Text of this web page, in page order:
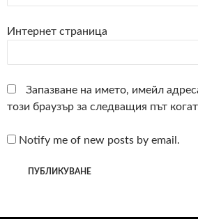
Интернет страница
Запазване на името, имейл
този браузър за следващия път
Notify me of new posts by email.